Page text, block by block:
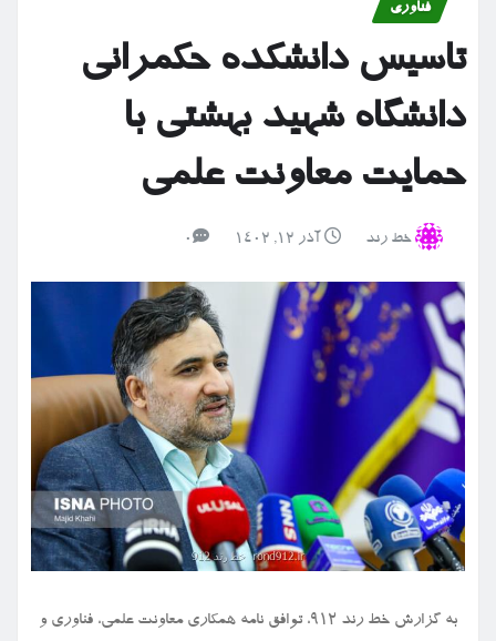
فناوری
تاسیس دانشکده حکمرانی
دانشگاه شهید بهشتی با
حمایت معاونت علمی
خط رند آذر ۱۲, ۱۴۰۲ 0
به گزارش خط رند ۹۱۲، توافق نامه همکاری معاونت علمی، فناوری و